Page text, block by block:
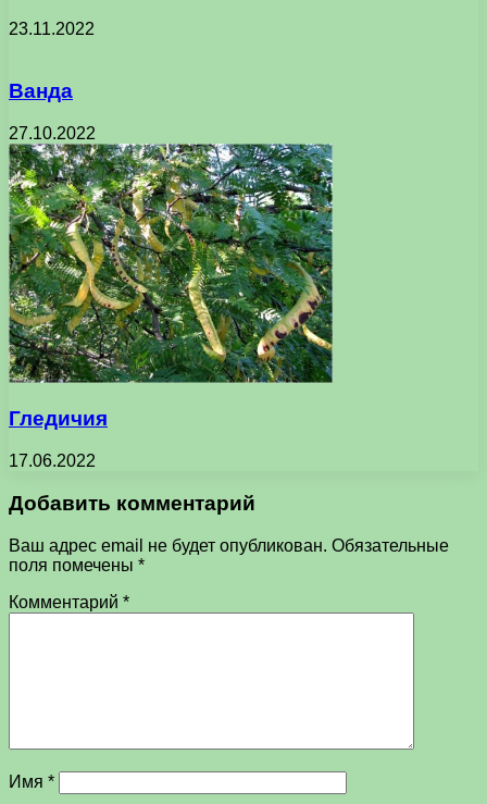
23.11.2022
Ванда
27.10.2022
Гледичия
17.06.2022
Добавить комментарий
Ваш адрес email не будет опубликован. Обязательные
поля помечены *
Комментарий *
Имя *